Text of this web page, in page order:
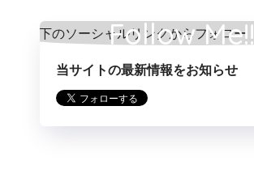
Follow Me!!
当サイトの最新情報をお知らせ